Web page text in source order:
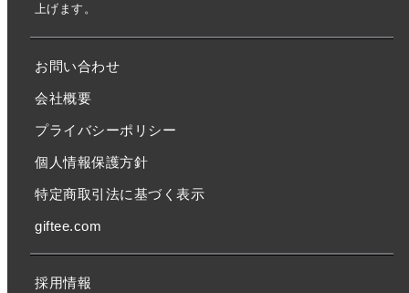
上げます。
お問い合わせ
会社概要
プライバシーポリシー
個人情報保護方針
特定商取引法に基づく表示
giftee.com
採用情報